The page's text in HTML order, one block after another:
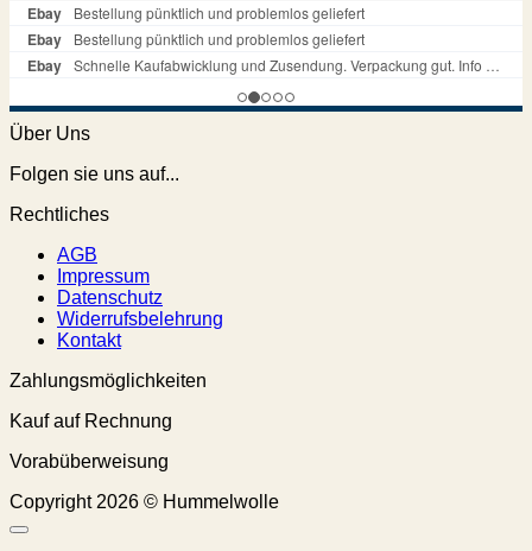
Über Uns
Folgen sie uns auf...
Rechtliches
AGB
Impressum
Datenschutz
Widerrufsbelehrung
Kontakt
Zahlungsmöglichkeiten
Kauf auf Rechnung
Vorabüberweisung
Copyright 2026 © Hummelwolle